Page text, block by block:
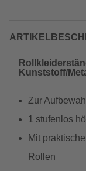
Kunststoff/
Zur
1 stufenlos
Mit
Rollen